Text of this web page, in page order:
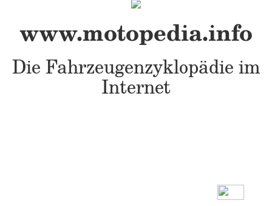
www.motopedia.info
Die Fahrzeugenzyklopädie im
Internet